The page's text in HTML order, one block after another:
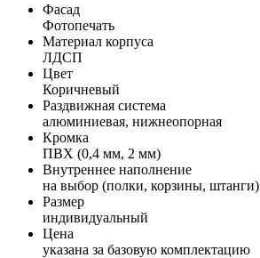
Фасад
Фотопечать
Материал корпуса
ЛДСП
Цвет
Коричневый
Раздвижная система
алюминиевая, нижнеопорная
Кромка
ПВХ (0,4 мм, 2 мм)
Внутреннее наполнение
на выбор (полки, корзины, штанги)
Размер
индивидуальный
Цена
указана за базовую комплектацию